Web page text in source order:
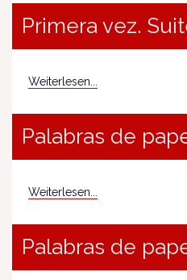
Primera vez.
Weiterlesen...
Palabras de
Weiterlesen...
Palabras de